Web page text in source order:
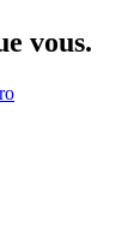
vous.